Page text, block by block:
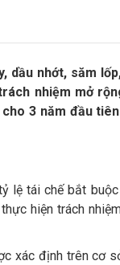
dầu nhớt, săm
nhiệm mở
3 năm đầu
tái chế bắt
hiện trách
xác định trên cơ